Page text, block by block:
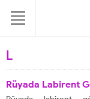
L
Rüyada Labirent